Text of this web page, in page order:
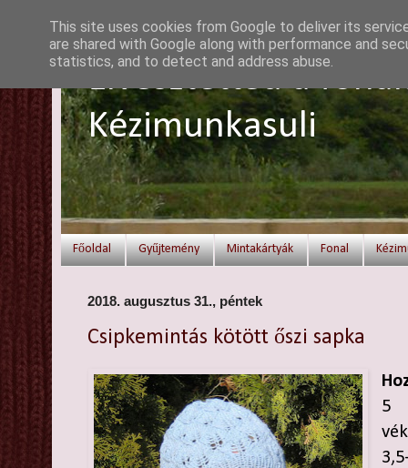
Elvesztetted a
Kézimunkasuli
Főoldal Gyűjtemény Mintakártyák Fonal
2018. augusztus 31., péntek
Csipkemintás kötött őszi sapka
5
This site uses cookies from Google to deliver its
are shared with Google along with performance and
statistics, and to detect and address abuse.